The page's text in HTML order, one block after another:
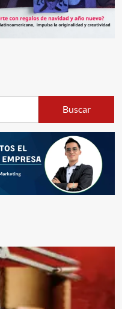
Buscar